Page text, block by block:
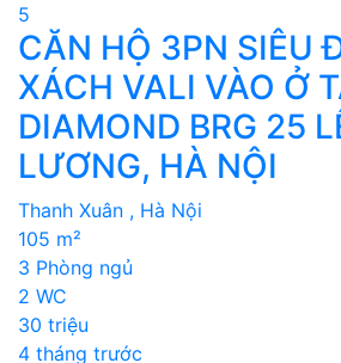
5
CĂN HỘ 3PN SIÊU
XÁCH VALI VÀO Ở
DIAMOND BRG 25
LƯƠNG, HÀ NỘI
Thanh Xuân , Hà Nội
105 m²
3 Phòng ngủ
2 WC
30 triệu
4 tháng trước